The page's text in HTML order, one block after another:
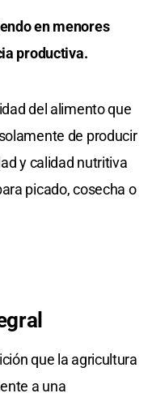
en menores
productiva.
del alimento que
de producir
y calidad nutritiva
picado, cosecha o
que la agricultura
a una